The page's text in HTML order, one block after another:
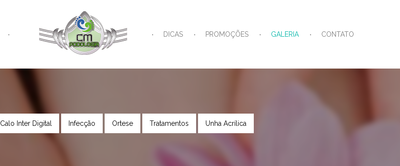
DICAS PROMOÇÕES GALERIA CONTATO
Calo Inter Digital Infecção Ortese Tratamentos Unha Acrílica